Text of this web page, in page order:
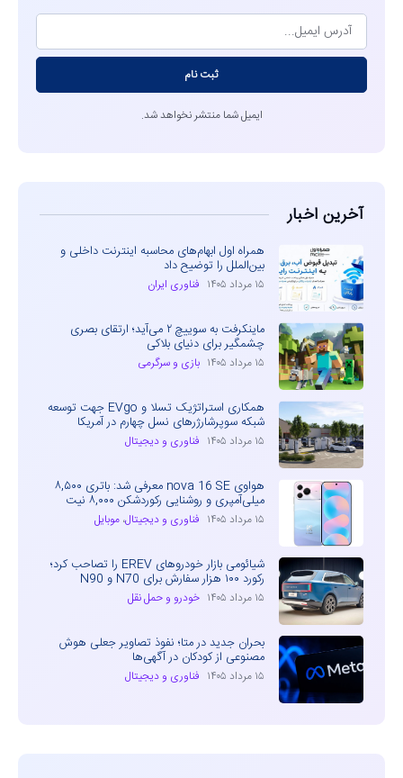
ثبت نام
ایمیل شما منتشر نخواهد شد.
آخرین اخبار
همراه اول ابهام‌های محاسبه اینترنت داخلی و
بین‌الملل را توضیح داد
۱۵ مرداد ۱۴۰۵ فناوری ایران
ماینکرفت به سوییچ ۲ می‌آید؛ ارتقای بصری
چشمگیر برای دنیای بلاکی
۱۵ مرداد ۱۴۰۵ بازی و سرگرمی
همکاری استراتژیک تسلا و EVgo جهت توسعه
شبکه سوپرشارژرهای نسل چهارم در آمریکا
۱۵ مرداد ۱۴۰۵ فناوری و دیجیتال
هواوی nova 16 SE معرفی شد: باتری ۸,۵۰۰
میلی‌آمپری و روشنایی رکوردشکن ۸,۰۰۰ نیت
۱۵ مرداد ۱۴۰۵ فناوری و دیجیتال، موبایل
شیائومی بازار خودروهای EREV را تصاحب کرد؛
رکورد ۱۰۰ هزار سفارش برای N70 و N90
۱۵ مرداد ۱۴۰۵ خودرو و حمل نقل
بحران جدید در متا؛ نفوذ تصاویر جعلی هوش
مصنوعی از کودکان در آگهی‌ها
۱۵ مرداد ۱۴۰۵ فناوری و دیجیتال